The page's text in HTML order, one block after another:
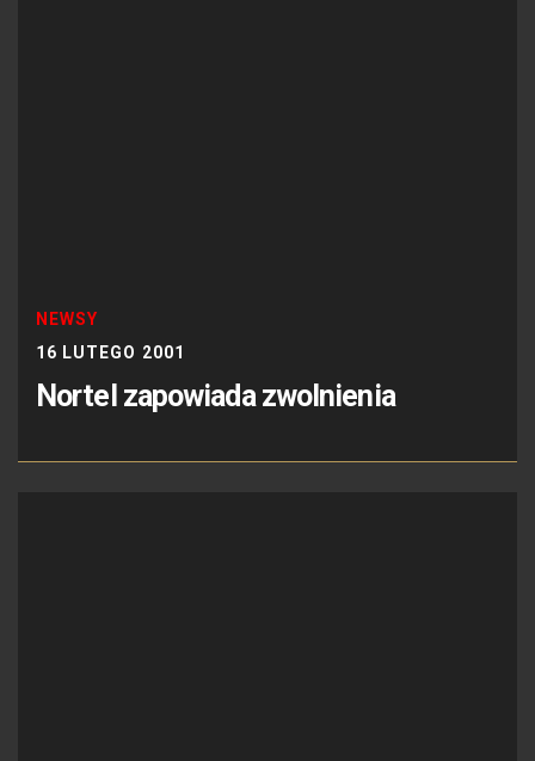
NEWSY
16 LUTEGO 2001
Nortel zapowiada zwolnienia